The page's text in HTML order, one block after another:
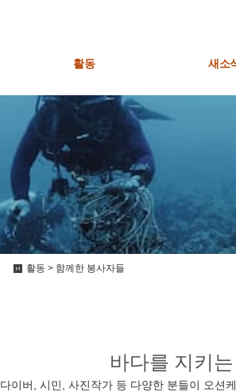
활동 새소
활동 > 함께한 봉사자들
바다를 지키
다이버, 시민, 사진작가 등 다양한 분들이 오션